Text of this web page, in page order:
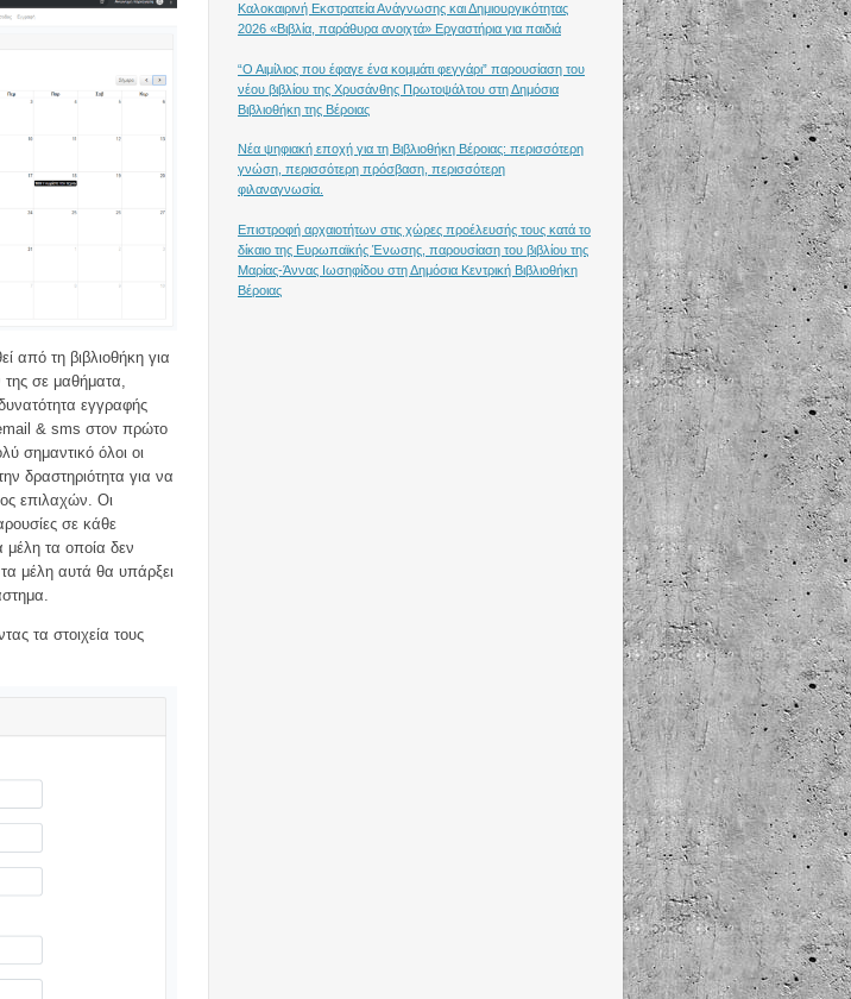
από τη βιβλιοθήκη για
της σε μαθήματα,
εγγραφής
& sms στον πρώτο
σημαντικό όλοι οι
δραστηριότητα για να
επιλαχών. Οι
σε κάθε
τα οποία δεν
μέλη αυτά θα υπάρξει
τα στοιχεία τους
Καλοκαιρινή Εκστρατεία Ανάγνωσης και Δημιουργικότητας
2026 «Βιβλία, παράθυρα ανοιχτά» Εργαστήρια για παιδιά
“Ο Αιμίλιος που έφαγε ένα κομμάτι φεγγάρι” παρουσίαση του
νέου βιβλίου της Χρυσάνθης Πρωτοψάλτου στη Δημόσια
Βιβλιοθήκη της Βέροιας
Νέα ψηφιακή εποχή για τη Βιβλιοθήκη Βέροιας: περισσότερη
γνώση, περισσότερη πρόσβαση, περισσότερη
φιλαναγνωσία.
Επιστροφή αρχαιοτήτων στις χώρες προέλευσής τους κατά το
δίκαιο της Ευρωπαϊκής Ένωσης, παρουσίαση του βιβλίου της
Μαρίας-Άννας Ιωσηφίδου στη Δημόσια Κεντρική Βιβλιοθήκη
Βέροιας